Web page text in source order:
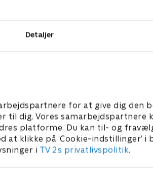
Detaljer
for at give dig den
til dig. Vores samarbejdspartnere
platforme. Du kan til- og
klikke på ’Cookie-indstillinger’ i
i TV 2s privatlivspolitik.
til
Børnene finder den stjålne